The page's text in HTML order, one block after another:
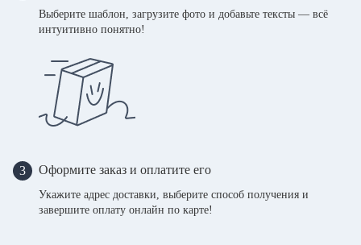
Выберите шаблон, загрузите фото и добавьте тексты — всё
интуитивно понятно!
3 Оформите заказ и оплатите его
Укажите адрес доставки, выберите способ получения и
завершите оплату онлайн по карте!